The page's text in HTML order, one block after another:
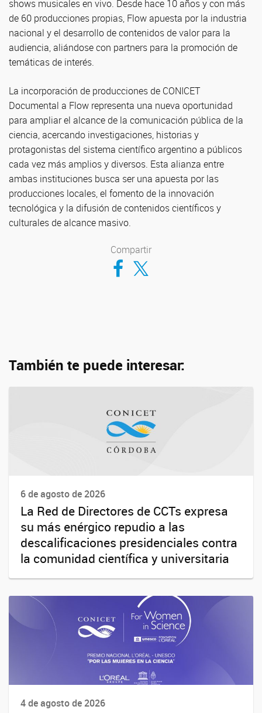
shows musicales en vivo. Desde hace 10 años y con más
de 60 producciones propias, Flow apuesta por la industria
nacional y el desarrollo de contenidos de valor para la
audiencia, aliándose con partners para la promoción de
temáticas de interés.
La incorporación de producciones de CONICET
Documental a Flow representa una nueva oportunidad
para ampliar el alcance de la comunicación pública de la
ciencia, acercando investigaciones, historias y
protagonistas del sistema científico argentino a públicos
cada vez más amplios y diversos. Esta alianza entre
ambas instituciones busca ser una apuesta por las
producciones locales, el fomento de la innovación
tecnológica y la difusión de contenidos científicos y
culturales de alcance masivo.
Compartir
Compartir en Facebook
Compartir en Twitter
También te puede interesar:
6 de agosto de 2026
La Red de Directores de CCTs expresa
su más enérgico repudio a las
descalificaciones presidenciales contra
la comunidad científica y universitaria
4 de agosto de 2026